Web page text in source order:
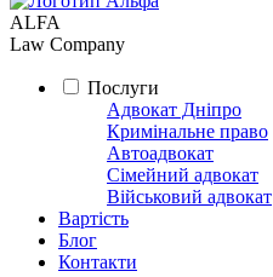
ALFA
Law Company
Послуги
Адвокат Дніпро
Кримінальне право
Автоадвокат
Сімейний адвокат
Військовий адвокат
Вартість
Блог
Контакти